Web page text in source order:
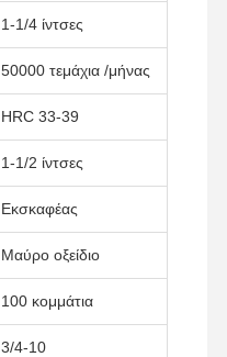
Ζητήστε Μια
1-1/4 ίντσες
50000 τεμάχια /μήνας
HRC 33-39
1-1/2 ίντσες
Εκσκαφέας
Μαύρο οξείδιο
100 κομμάτια
3/4-10